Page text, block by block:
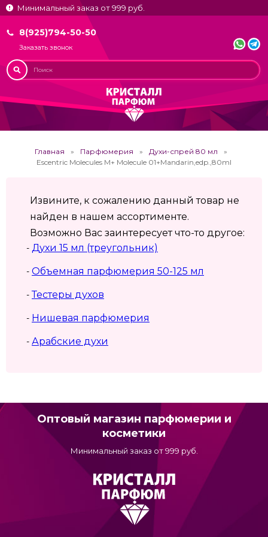
Минимальный заказ от 999 руб.
8(925)794-50-50
Заказать звонок
Главная Парфюмерия
Духи-спрей 80 мл
Escentric Molecules M+ Molecule 01+Mandarin,edp.,80ml
Извините, к сожалению данный товар не
найден в нашем ассортименте.
Возможно Вас заинтересует что-то другое:
- Духи 15 мл (треугольник)
- Объемная парфюмерия 50-125 мл
-Тестеры духов
- Нишевая парфюмерия
- Арабские духи
Оптовый магазин парфюмерии и
косметики
Минимальный заказ от 999 руб.